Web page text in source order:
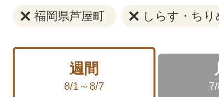
福岡県芦屋町 しらす・ちり
週間
8/1～8/7